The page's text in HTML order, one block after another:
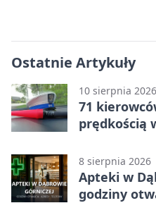
Ostatnie Artykuły
10 sierpnia 2026
71
prędkością
8 sierpnia 2026
Apteki w
godziny